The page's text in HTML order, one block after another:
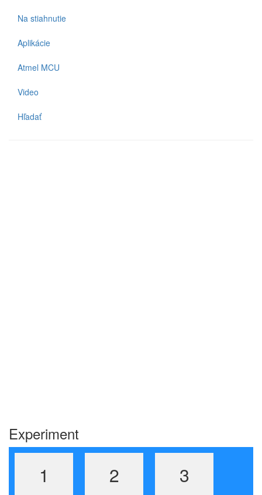
Na stiahnutie
Aplikácie
Atmel MCU
Video
Hľadať
Experiment
1 2 3